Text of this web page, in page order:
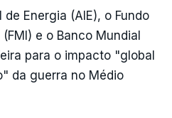
Energia (AIE), o Fundo
e o Banco Mundial
para o impacto "global
da guerra no Médio